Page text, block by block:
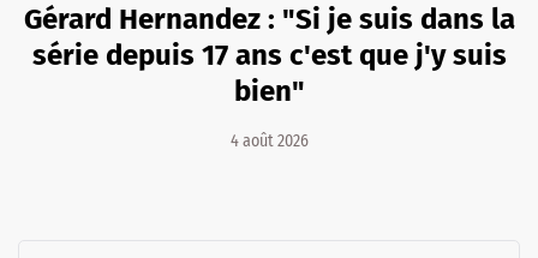
Gérard Hernandez : "Si je suis dans la
série depuis 17 ans c'est que j'y suis
bien"
4 août 2026